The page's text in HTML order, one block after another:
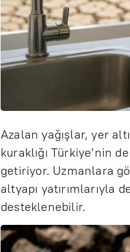
Azalan yağışlar, yer
kuraklığı Türkiye’nin
getiriyor. Uzmanlara
altyapı yatırımlarıyla
desteklenebilir.